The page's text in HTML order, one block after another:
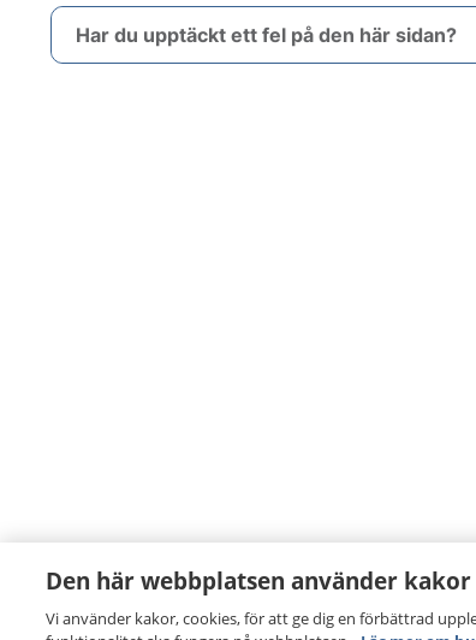
Har du upptäckt ett fel på den här sidan?
Den här webbplatsen använder kakor
Vi använder kakor, cookies, för att ge dig en förbättrad